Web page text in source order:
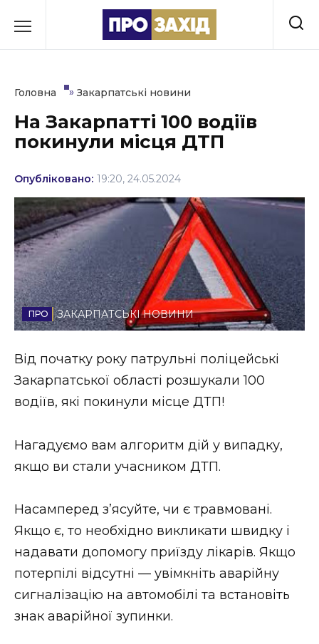
до
Культура
Освіта
Події
Політика
Соціум
Спорт
Стиль життя
Втрачений Ужгород
Втрачений Ужгород (відеоверсія)
ЗАКАРПАТСЬКІ НОВИНИ
НОВИНИ ЗАХІДНОЇ УКРАЇНИ
ФОТО
Головна » Закарпатські новини
На Закарпатті 100 водіїв
покинули місця ДТП
Опубліковано: 19:20, 24.05.2024
ЗАКАРПАТСЬКІ НОВИНИ
Від початку року патрульні поліцейські
Закарпатської області розшукали 100
водіїв, які покинули місце ДТП!
Нагадуємо вам алгоритм дій у випадку,
якщо ви стали учасником ДТП.
Насамперед з’ясуйте, чи є травмовані.
Якщо є, то необхідно викликати швидку і
надавати допомогу приїзду лікарів. Якщо
потерпілі відсутні — увімкніть аварійну
сигналізацію на автомобілі та встановіть
знак аварійної зупинки.